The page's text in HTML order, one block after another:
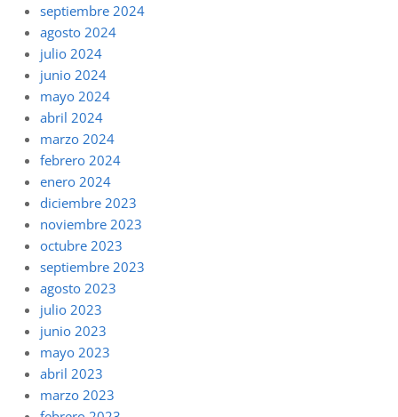
septiembre 2024
agosto 2024
julio 2024
junio 2024
mayo 2024
abril 2024
marzo 2024
febrero 2024
enero 2024
diciembre 2023
noviembre 2023
octubre 2023
septiembre 2023
agosto 2023
julio 2023
junio 2023
mayo 2023
abril 2023
marzo 2023